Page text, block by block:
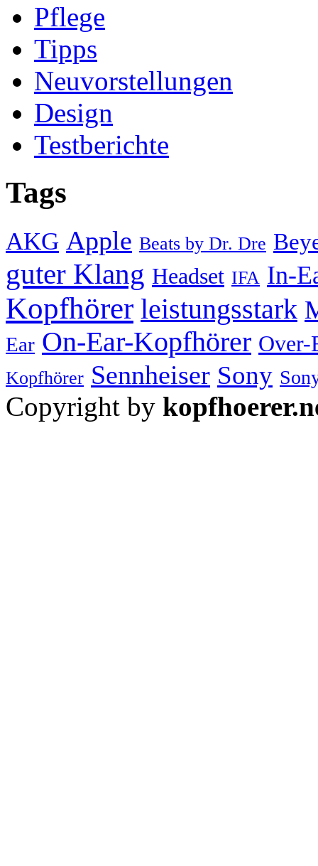
Pflege
Tipps
Neuvorstellungen
Design
Testberichte
Tags
AKG Apple Beats by Dr. Dre
guter Klang Headset IFA In-
Kopfhörer leistungsstark
Ear On-Ear-Kopfhörer Over-
Kopfhörer Sennheiser Sony
Copyright by